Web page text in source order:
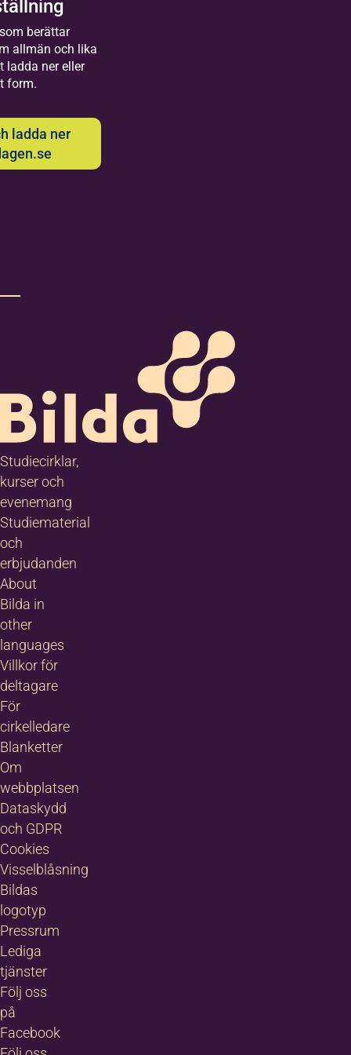
berättar
allmän och lika
ladda ner eller
form.
ladda ner
Studiecirklar,
kurser och
evenemang
Studiematerial
och
erbjudanden
About
Bilda in
other
languages
Villkor för
deltagare
För
cirkelledare
Blanketter
Om
webbplatsen
Dataskydd
och GDPR
Cookies
Visselblåsning
Bildas
logotyp
Pressrum
Lediga
tjänster
Följ oss
på
Facebook